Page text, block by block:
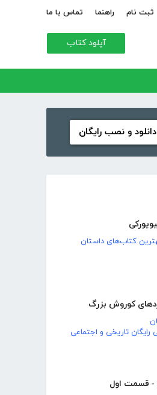
ثبت نام راهنما تماس با ما
آپلود کتاب
دانلود و نصب رایگان
کتاب‌های داستان
کوروش بزرگ
تاریخی و اجتماعی
- قسمت اول